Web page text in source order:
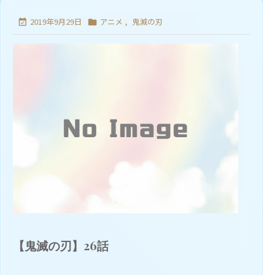
 2019年9月29日  アニメ , 鬼滅の刃
【鬼滅の刃】26話